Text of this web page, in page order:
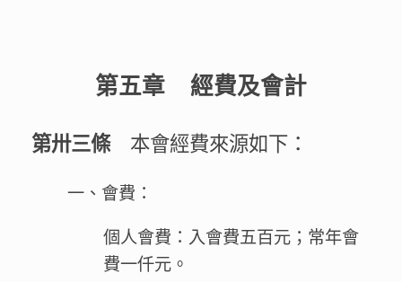
第五章 經費及會計
第卅三條本會經費來源如下：
一、會費：
個人會費：入會費五百元；常年會
費一仟元。